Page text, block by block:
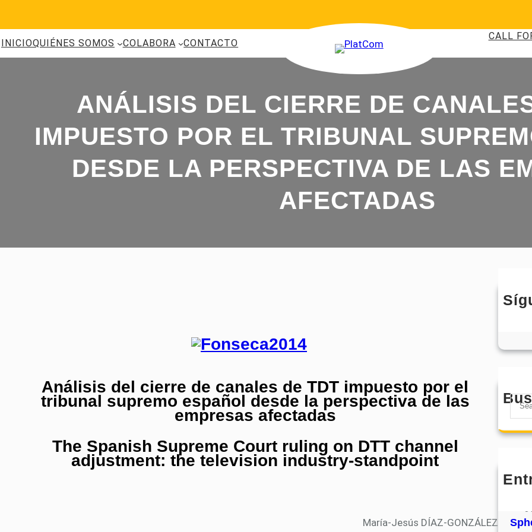
INICIOQUIÉNES SOMOS COLABORA CONTACTO
CALL
ANÁLISIS DEL CIERRE DE
IMPUESTO POR EL TRIBUNAL
DESDE LA PERSPECTIVA DE LAS
AFECTADAS
Análisis del cierre de canales de TDT impuesto por el
tribunal supremo español desde la perspectiva de las
empresas afectadas
The Spanish Supreme Court ruling on DTT channel
adjustment: the television industry-standpoint
María-Jesús DÍAZ-GONZÁLEZ
S
a
h